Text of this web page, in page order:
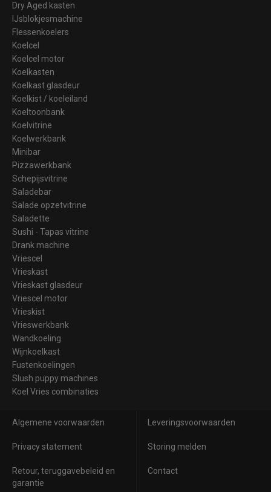
Dry Aged kasten
IJsblokjesmachine
Flessenkoelers
Koelcel
Koelcel motor
Koelkasten
Koelkast glasdeur
Koelkist / koeleiland
Koeltoonbank
Koelvitrine
Koelwerkbank
Minibar
Pizzawerkbank
Schepijsvitrine
Saladebar
Salade opzetvitrine
Saladette
Sushi - Tapas vitrine
Drank machine
Vriescel
Vrieskast
Vrieskast glasdeur
Vriescel motor
Vrieskist
Vrieswerkbank
Wandkoeling
Wijnkoelkast
Fustenkoelingen
Slush puppy machines
Koel Vries combinaties
Algemene voorwaarden Leveringsvoorwaarden
Privacy statement Storing melden
Retour, teruggavebeleid en
garantie
Contact